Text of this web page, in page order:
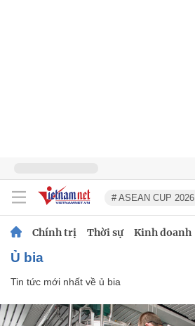
# ASEAN CUP 2026
Chính trị Thời sự Kinh doanh
ủ bia
Tin tức mới nhất về ủ bia